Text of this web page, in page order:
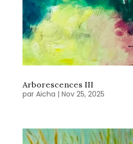
Arborescences III
par Aicha | Nov 25, 2025